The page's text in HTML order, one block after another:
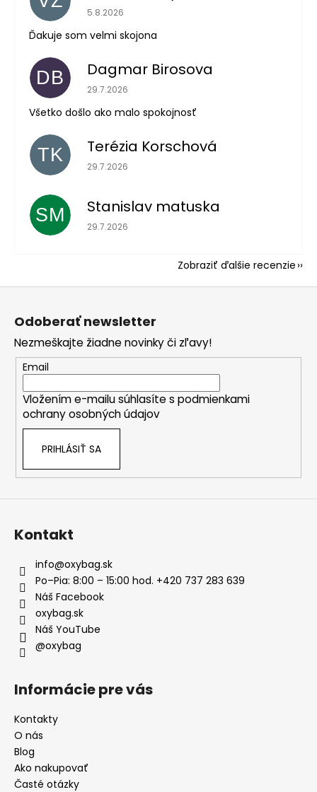
Hodnotenie obchodu je 5 z 5 hviezdičiek.
5.8.2026
Ďakuje som velmi skojona
DB Dagmar Birosova
Hodnotenie obchodu je 5 z 5 hviezdičiek.
29.7.2026
Všetko došlo ako malo spokojnosť
TK Terézia Korschová
Hodnotenie obchodu je 5 z 5 hviezdičiek.
29.7.2026
SM Stanislav matuska
Hodnotenie obchodu je 5 z 5 hviezdičiek.
29.7.2026
Zobraziť ďalšie recenzie
Z
Odoberať newsletter
Nezmeškajte žiadne novinky či zľavy!
Email
Vložením e-mailu súhlasíte s podmienkami
ochrany osobných údajov
PRIHLÁSIŤ SA
Kontakt
info@oxybag.sk
Po–Pia: 8:00 – 15:00 hod. +420 737 283 639
Náš Facebook
oxybag.sk
Náš YouTube
@oxybag
Informácie pre vás
Kontakty
O nás
Blog
Ako nakupovať
Časté otázky